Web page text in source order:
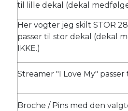
til lille dekal (dekal
Her vogter jeg skilt STOR
passer til stor dekal (dekal
IKKE.)
Streamer "I Love My" passer
Broche / Pins med den